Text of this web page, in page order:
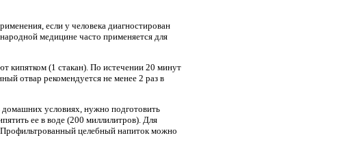
если у человека диагностирован
медицине часто применяется для
кипятком (1 стакан). По истечении 20 минут
отвар рекомендуется не менее 2 раз в
домашних условиях, нужно подготовить
ее в воде (200 миллилитров). Для
Профильтрованный целебный напиток можно